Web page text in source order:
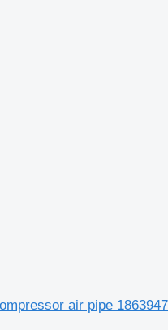
air pipe 1863947